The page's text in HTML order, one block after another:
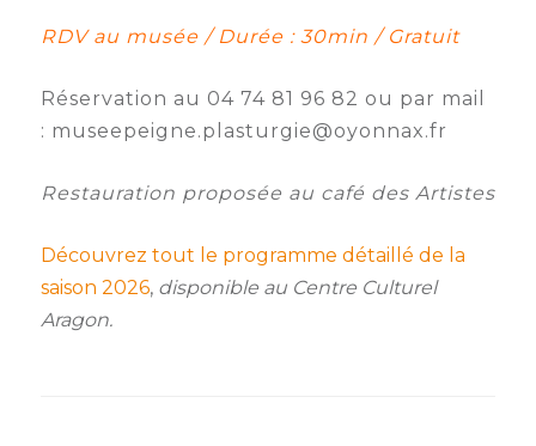
RDV au musée / Durée : 30min / Gratuit
Réservation au 04 74 81 96 82 ou par mail
: museepeigne.plasturgie@oyonnax.fr
Restauration proposée au café des Artistes
Découvrez tout le programme détaillé de la
saison 2026, disponible au Centre Culturel
Aragon.